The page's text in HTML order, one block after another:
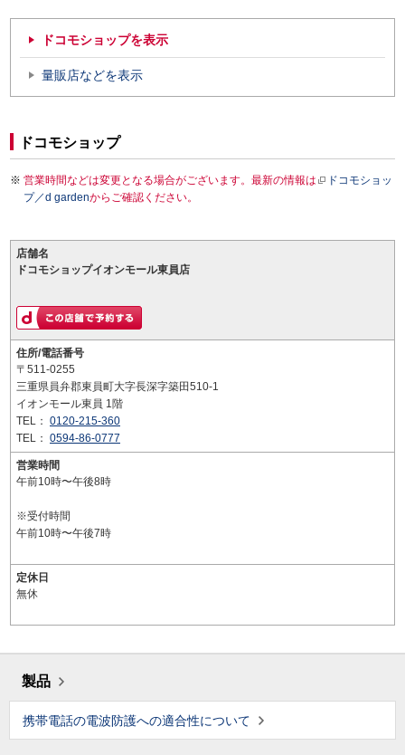
ドコモショップを表示
量販店などを表示
ドコモショップ
営業時間などは変更となる場合がございます。最新の情報は
ドコモショッ
プ／d gardenからご確認ください。
店舗名
ドコモショップイオンモール東員店
住所/電話番号
〒511-0255
三重県員弁郡東員町大字長深字築田510-1
イオンモール東員 1階
TEL： 0120-215-360
TEL： 0594-86-0777
営業時間
午前10時〜午後8時
※受付時間
午前10時〜午後7時
定休日
無休
製品
携帯電話の電波防護への適合性について